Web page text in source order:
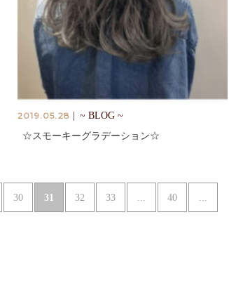
2019.05.28
~ BLOG ~
☆スモーキーグラデーション☆
30 31 32 33 40